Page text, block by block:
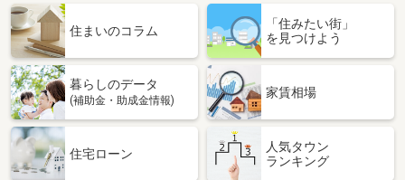
住まいのコラム
「住みたい街」
を見つけよう
暮らしのデータ
(補助金・助成金情報)
家賃相場
住宅ローン
人気タウン
ランキング